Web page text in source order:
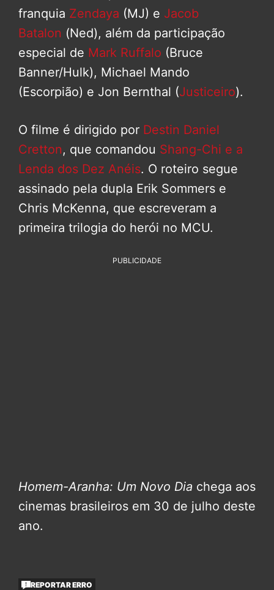
franquia Zendaya (MJ) e Jacob
Batalon (Ned), além da participação
especial de Mark Ruffalo (Bruce
Banner/Hulk), Michael Mando
(Escorpião) e Jon Bernthal (Justiceiro).
O filme é dirigido por Destin Daniel
Cretton, que comandou Shang-Chi e a
Lenda dos Dez Anéis. O roteiro segue
assinado pela dupla Erik Sommers e
Chris McKenna, que escreveram a
primeira trilogia do herói no MCU.
PUBLICIDADE
Homem-Aranha: Um Novo Dia chega aos
cinemas brasileiros em 30 de julho deste
ano.
REPORTAR ERRO